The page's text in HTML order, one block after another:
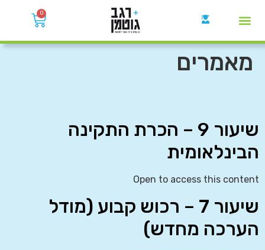
0
מאמרים
שיעור 9 – הכרת התקינה
הבינלאומית
Open to access this content
שיעור 7 – רכוש קבוע (מודל
הערכה מחדש)